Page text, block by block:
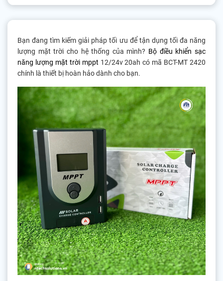
Bạn đang tìm kiếm giải pháp tối ưu để tận dụng tối đa năng
lượng mặt trời cho hệ thống của mình? Bộ điều khiển sạc
năng lượng mặt trời mppt 12/24v 20ah có mã BCT-MT 2420
chính là thiết bị hoàn hảo dành cho bạn.